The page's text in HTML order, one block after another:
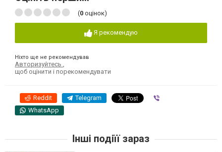
(0 оцінок)
Я рекомендую
Ніхто ще не рекомендував
Авторизуйтесь
щоб оцінити і порекомендувати
Reddit Telegram
WhatsApp
Інші подіїї зараз